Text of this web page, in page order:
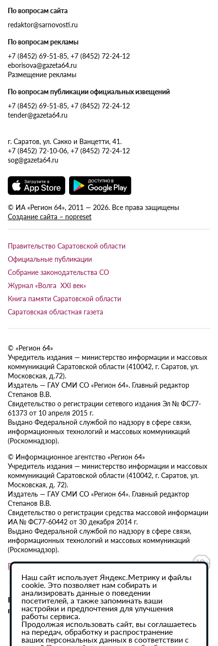
По вопросам сайта
redaktor@sarnovosti.ru
По вопросам рекламы
+7 (8452) 69-51-85, +7 (8452) 72-24-12
eborisova@gazeta64.ru
Размещение рекламы
По вопросам публикации официальных извещений
+7 (8452) 69-51-85, +7 (8452) 72-24-12
tender@gazeta64.ru
г. Саратов, ул. Сакко и Ванцетти, 41.
+7 (8452) 72-10-06, +7 (8452) 72-24-12
sog@gazeta64.ru
© ИА «Регион 64», 2011 — 2026. Все права защищены
Создание сайта – nopreset
Правительство Саратовской области
Официальные публикации
Собрание законодательства СО
Журнал «Волга XXI век»
Книга памяти Саратовской области
Саратовская областная газета
© «Регион 64»
Учредитель издания — министерство информации и массовых
коммуникаций Саратовской области (410042, г. Саратов, ул.
Московская, д.72).
Издатель — ГАУ СМИ СО «Регион 64». Главный редактор
Степанов В.В.
Свидетельство о регистрации сетевого издания Эл № ФС77-
61373 от 10 апреля 2015 г.
Выдано Федеральной службой по надзору в сфере связи,
информационных технологий и массовых коммуникаций
(Роскомнадзор).
© Информационное агентство «Регион 64»
Учредитель издания — министерство информации и массовых
коммуникаций Саратовской области (410042, г. Саратов, ул.
Московская, д. 72).
Издатель — ГАУ СМИ СО «Регион 64». Главный редактор
Степанов В.В.
Свидетельство о регистрации средства массовой информации
ИА № ФС77-60442 от 30 декабря 2014 г.
Выдано Федеральной службой по надзору в сфере связи,
информационных технологий и массовых коммуникаций
(Роскомнадзор).
Политика в отношении обработки персональных данных
При использовании материалов сайта активная
гиперссылка на ИА «Регион 64» обязательна.
Наш сайт использует Яндекс.Метрику и файлы
cookie. Это позволяет нам собирать и
анализировать данные о поведении
посетителей, а также запоминать ваши
настройки и предпочтения для улучшения
работы сервиса.
Продолжая использовать сайт, вы соглашаетесь
на передач, обработку и распространение
ваших персональных данных в соответствии с